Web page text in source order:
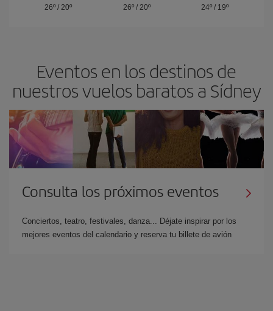
26º/ 20º
26º/ 20º
24º / 19º
Eventos en los destinos de
nuestros vuelos baratos a Sídney
Consulta los próximos eventos
Conciertos, teatro, festivales, danza... Déjate inspirar por los
mejores eventos del calendario y reserva tu billete de avión